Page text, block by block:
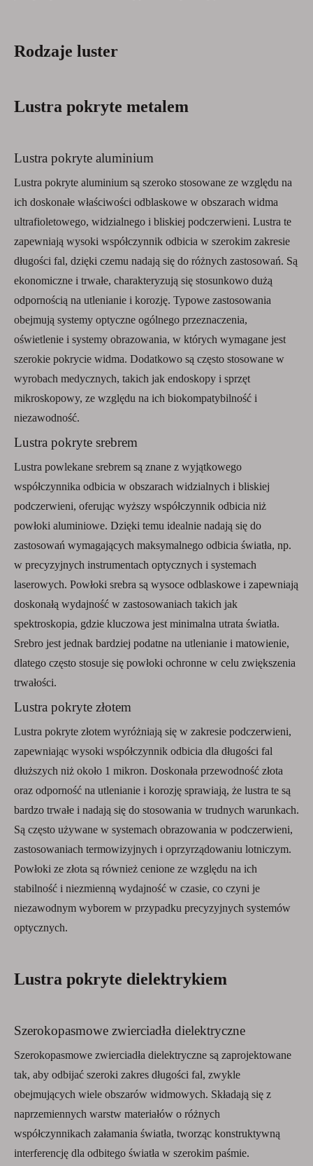
Rodzaje luster
Lustra pokryte metalem
Lustra pokryte aluminium
Lustra pokryte aluminium są szeroko stosowane ze względu na
ich doskonałe właściwości odblaskowe w obszarach widma
ultrafioletowego, widzialnego i bliskiej podczerwieni. Lustra te
zapewniają wysoki współczynnik odbicia w szerokim zakresie
długości fal, dzięki czemu nadają się do różnych zastosowań. Są
ekonomiczne i trwałe, charakteryzują się stosunkowo dużą
odpornością na utlenianie i korozję. Typowe zastosowania
obejmują systemy optyczne ogólnego przeznaczenia,
oświetlenie i systemy obrazowania, w których wymagane jest
szerokie pokrycie widma. Dodatkowo są często stosowane w
wyrobach medycznych, takich jak endoskopy i sprzęt
mikroskopowy, ze względu na ich biokompatybilność i
niezawodność.
Lustra pokryte srebrem
Lustra powlekane srebrem są znane z wyjątkowego
współczynnika odbicia w obszarach widzialnych i bliskiej
podczerwieni, oferując wyższy współczynnik odbicia niż
powłoki aluminiowe. Dzięki temu idealnie nadają się do
zastosowań wymagających maksymalnego odbicia światła, np.
w precyzyjnych instrumentach optycznych i systemach
laserowych. Powłoki srebra są wysoce odblaskowe i zapewniają
doskonałą wydajność w zastosowaniach takich jak
spektroskopia, gdzie kluczowa jest minimalna utrata światła.
Srebro jest jednak bardziej podatne na utlenianie i matowienie,
dlatego często stosuje się powłoki ochronne w celu zwiększenia
trwałości.
Lustra pokryte złotem
Lustra pokryte złotem wyróżniają się w zakresie podczerwieni,
zapewniając wysoki współczynnik odbicia dla długości fal
dłuższych niż około 1 mikron. Doskonała przewodność złota
oraz odporność na utlenianie i korozję sprawiają, że lustra te są
bardzo trwałe i nadają się do stosowania w trudnych warunkach.
Są często używane w systemach obrazowania w podczerwieni,
zastosowaniach termowizyjnych i oprzyrządowaniu lotniczym.
Powłoki ze złota są również cenione ze względu na ich
stabilność i niezmienną wydajność w czasie, co czyni je
niezawodnym wyborem w przypadku precyzyjnych systemów
optycznych.
Lustra pokryte dielektrykiem
Szerokopasmowe zwierciadła dielektryczne
Szerokopasmowe zwierciadła dielektryczne są zaprojektowane
tak, aby odbijać szeroki zakres długości fal, zwykle
obejmujących wiele obszarów widmowych. Składają się z
naprzemiennych warstw materiałów o różnych
współczynnikach załamania światła, tworząc konstruktywną
interferencję dla odbitego światła w szerokim paśmie.